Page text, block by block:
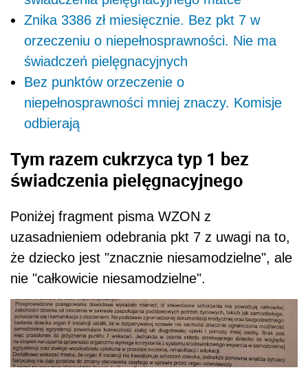
Znika 3386 zł miesięcznie. Bez pkt 7 w
orzeczeniu o niepełnosprawności. Nie ma
świadczeń pielęgnacyjnych
Bez punktów orzeczenie o
niepełnosprawności mniej znaczy. Komisje
odbierają
Tym razem cukrzyca typ 1 bez
świadczenia pielęgnacyjnego
Poniżej fragment pisma WZON z
uzasadnieniem odebrania pkt 7 z uwagi na to,
że dziecko jest "znacznie niesamodzielne", ale
nie "całkowicie niesamodzielne".